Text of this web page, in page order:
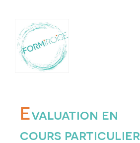
Evaluation en
cours particulier